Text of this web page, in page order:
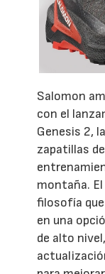
Salomon
con el
Genesis 2,
zapatillas
montaña.
filosofía
en una
de alto